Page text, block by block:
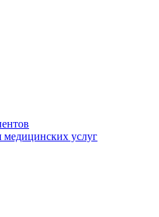
медицинских услуг